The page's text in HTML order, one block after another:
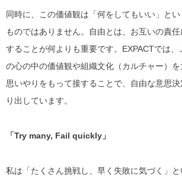
同時に、この価値観は「何をしてもいい」と
ものではありません。自由とは、お互いの責
することが何よりも重要です。EXPACTでは、
の心の中の価値観や組織文化（カルチャー）
思いやりをもって接することで、自由な意思
り出しています。
「Try many, Fail quickly」
私は「たくさん挑戦し、早く失敗に気づく」